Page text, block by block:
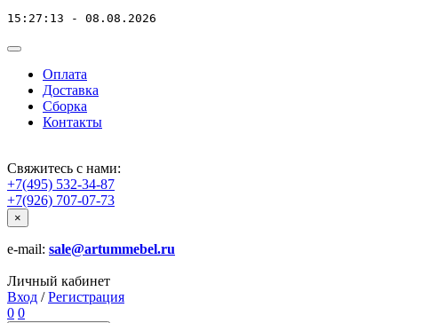
15:27:13 - 08.08.2026
Оплата
Доставка
Сборка
Контакты
Свяжитесь с нами:
+7(495) 532-34-87
+7(926) 707-07-73
×
e-mail: sale@artummebel.ru
Личный кабинет
Вход / Регистрация
0 0